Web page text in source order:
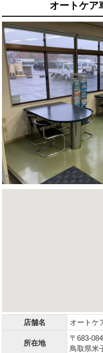
オートケア
店舗名 オートケ
所在地
〒683-
鳥取県米